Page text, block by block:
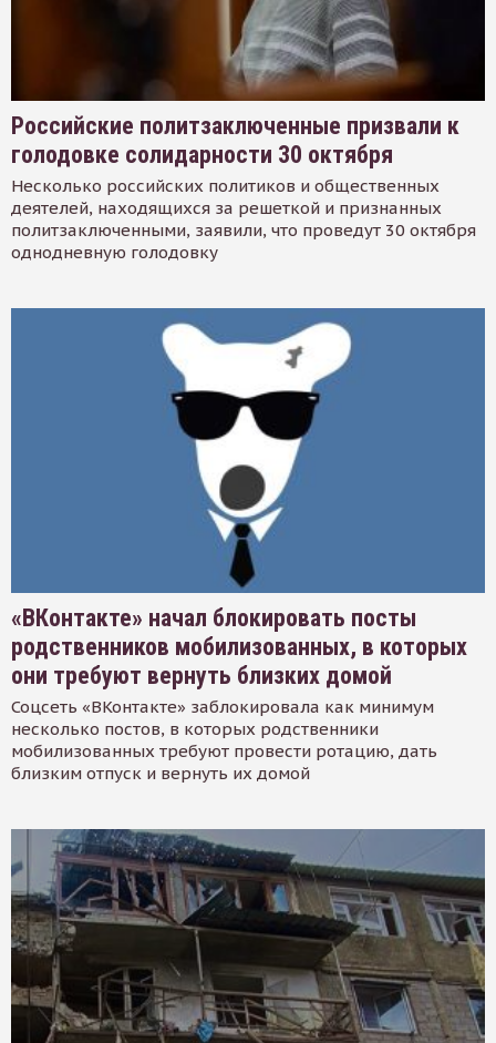
Российские политзаключенные призвали к
голодовке солидарности 30 октября
Несколько российских политиков и общественных
деятелей, находящихся за решеткой и признанных
политзаключенными, заявили, что проведут 30 октября
однодневную голодовку
«ВКонтакте» начал блокировать посты
родственников мобилизованных, в которых
они требуют вернуть близких домой
Соцсеть «ВКонтакте» заблокировала как минимум
несколько постов, в которых родственники
мобилизованных требуют провести ротацию, дать
близким отпуск и вернуть их домой